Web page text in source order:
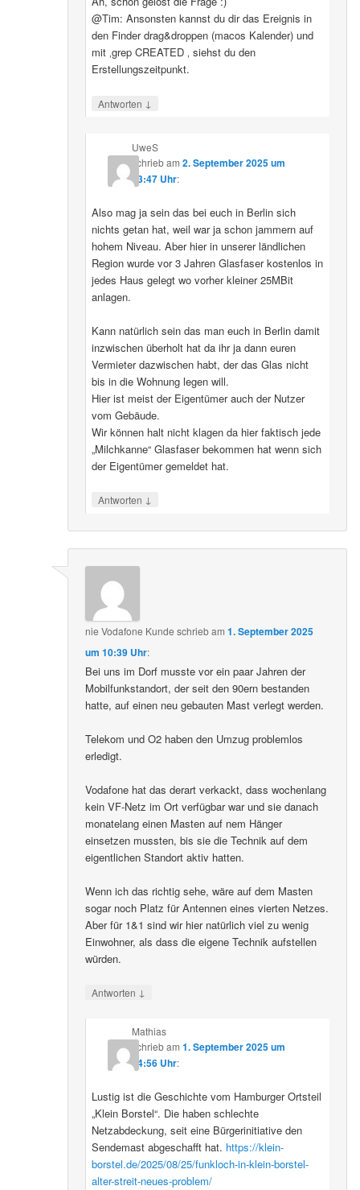
@Tim: Ansonsten kannst du dir das Ereignis in
den Finder drag&droppen (macos Kalender) und
mit ‚grep CREATED ‚ siehst du den
Erstellungszeitpunkt.
Antworten ↓
UweS
schriebam 2. September 2025 um
13:47 Uhr:
Also mag ja sein das bei euch in Berlin sich
nichts getan hat, weil war ja schon jammern auf
hohem Niveau. Aber hier in unserer ländlichen
Region wurde vor 3 Jahren Glasfaser kostenlos in
jedes Haus gelegt wo vorher kleiner 25MBit
anlagen.
Kann natürlich sein das man euch in Berlin damit
inzwischen überholt hat da ihr ja dann euren
Vermieter dazwischen habt, der das Glas nicht
bis in die Wohnung legen will.
Hier ist meist der Eigentümer auch der Nutzer
vom Gebäude.
Wir können halt nicht klagen da hier faktisch jede
„Milchkanne“ Glasfaser bekommen hat wenn sich
der Eigentümer gemeldet hat.
Antworten ↓
nie Vodafone Kunde schriebam1. September 2025
um 10:39 Uhr:
Bei uns im Dorf musste vor ein paar Jahren der
Mobilfunkstandort, der seit den 90ern bestanden
hatte, auf einen neu gebauten Mast verlegt werden.
Telekom und O2 haben den Umzug problemlos
erledigt.
Vodafone hat das derart verkackt, dass wochenlang
kein VF-Netz im Ort verfügbar war und sie danach
monatelang einen Masten auf nem Hänger
einsetzen mussten, bis sie die Technik auf dem
eigentlichen Standort aktiv hatten.
Wenn ich das richtig sehe, wäre auf dem Masten
sogar noch Platz für Antennen eines vierten Netzes.
Aber für 1&1 sind wir hier natürlich viel zu wenig
Einwohner, als dass die eigene Technik aufstellen
würden.
Antworten ↓
Mathias
schriebam 1. September 2025 um
14:56 Uhr:
Lustig ist die Geschichte vom Hamburger Ortsteil
„Klein Borstel“. Die haben schlechte
Netzabdeckung, seit eine Bürgerinitiative den
Sendemast abgeschafft hat. https://klein-
borstel.de/2025/08/25/funkloch-in-klein-borstel-
alter-streit-neues-problem/